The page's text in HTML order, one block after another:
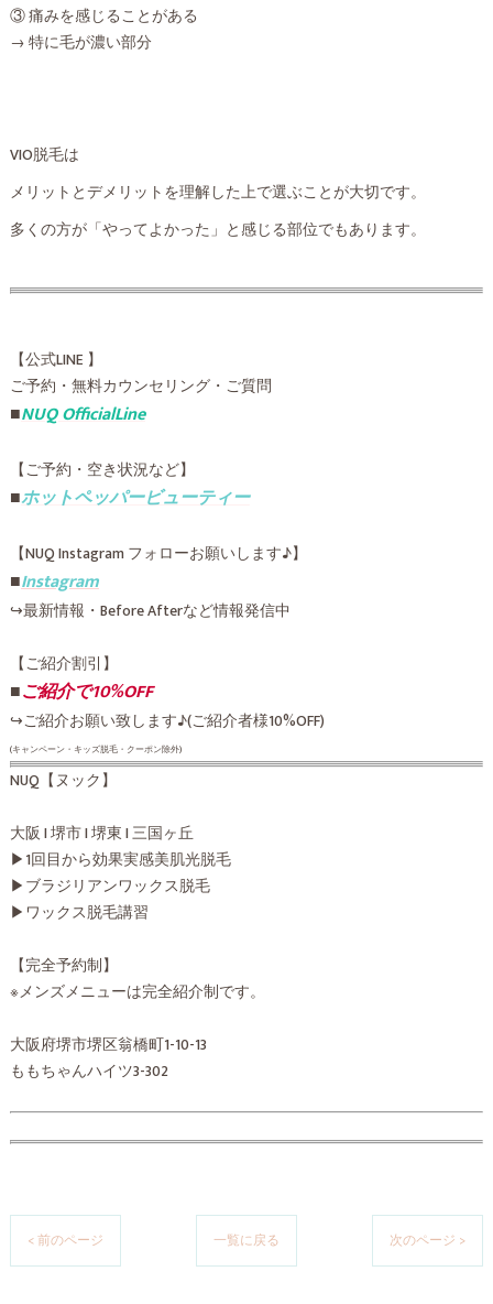
③ 痛みを感じることがある
→ 特に毛が濃い部分
VIO脱毛は
メリットとデメリットを理解した上で選ぶことが大切です。
多くの方が「やってよかった」と感じる部位でもあります。
【公式LINE 】
ご予約・無料カウンセリング・ご質問
■NUQ OfficialLine
【ご予約・空き状況など】
■ホットペッパービューティー
【NUQ Instagram フォローお願いします♪】
■Instagram
↪︎最新情報・Before Afterなど情報発信中
【ご紹介割引】
■ご紹介で10%OFF
↪︎ご紹介お願い致します♪(ご紹介者様10%OFF)
(キャンペーン・キッズ脱毛・クーポン除外)
NUQ【ヌック】
大阪 I 堺市 I 堺東 I 三国ヶ丘
▶︎1回目から効果実感美肌光脱毛
▶︎ブラジリアンワックス脱毛
▶︎ワックス脱毛講習
【完全予約制】
※メンズメニューは完全紹介制です。
大阪府堺市堺区翁橋町1-10-13
ももちゃんハイツ3-302
< 前のページ 一覧に戻る 次のページ >